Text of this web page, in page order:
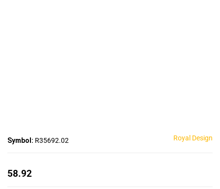
Symbol: R35692.02 Royal Design
58.92